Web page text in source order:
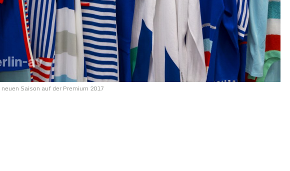
neuen Saison auf der Premium 2017